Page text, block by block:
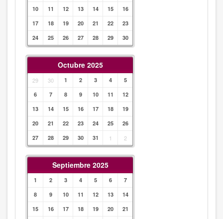
10
11 12 13 14 15
16
17
18 19 20 21 22
23
24
25 26 27 28 29 30
Octubre 2025
29 30 1 2 3 4
5
6
7 8 9 10 11
12
13
14 15 16 17 18
19
20
21 22 23 24 25
26
27
28 29 30 31 1 2
Septiembre 2025
1 2 3 4 5 6
7
8
9 10 11 12 13
14
15
16 17 18 19 20
21